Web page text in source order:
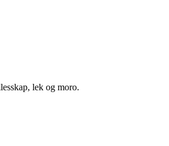
lek og moro.